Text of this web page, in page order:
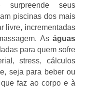
surpreende seus
piscinas dos mais
livre, incrementadas
As águas
para quem sofre
stress, cálculos
seja para beber ou
faz ao corpo e à